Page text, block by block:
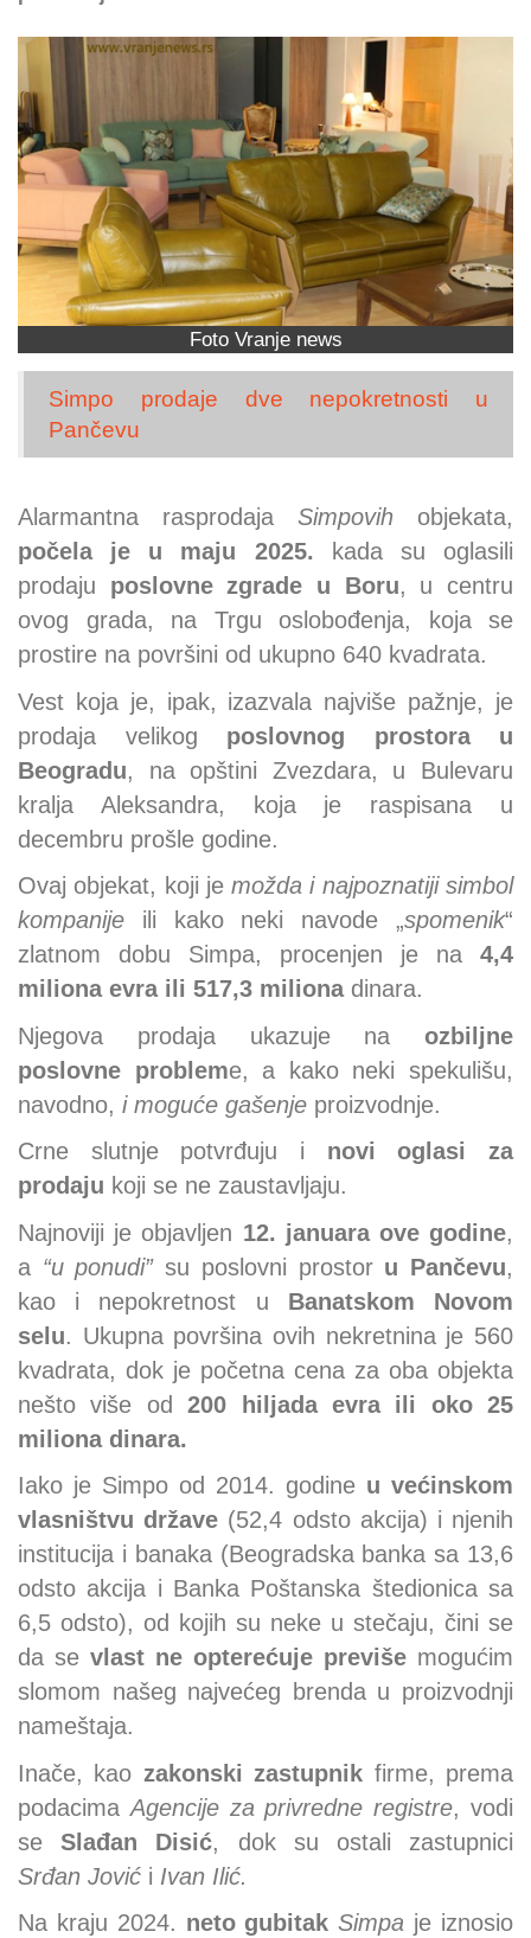
Foto Vranje news
Simpo prodaje dve nepokretnosti u
Pančevu
Alarmantna rasprodaja Simpovih objekata,
počela je u maju 2025. kada su oglasili
prodaju poslovne zgrade u Boru, u centru
ovog grada, na Trgu oslobođenja, koja se
prostire na površini od ukupno 640 kvadrata.
Vest koja je, ipak, izazvala najviše pažnje, je
prodaja velikog poslovnog prostora u
Beogradu, na opštini Zvezdara, u Bulevaru
kralja Aleksandra, koja je raspisana u
decembru prošle godine.
Ovaj objekat, koji jemožda i najpoznatiji simbol
kompanije ili kako neki navode „spomenik“
zlatnom dobu Simpa, procenjen je na 4,4
miliona evra ili 517,3 milionadinara.
Njegova prodaja ukazuje na ozbiljne
poslovne probleme, a kako neki spekulišu,
navodno, i moguće gašenje proizvodnje.
Crne slutnje potvrđuju i novi oglasi za
prodaju koji se ne zaustavljaju.
Najnoviji je objavljen 12. januara ove godine,
a “u ponudi”su poslovni prostor u Pančevu,
kao i nepokretnost u Banatskom Novom
selu. Ukupna površina ovih nekretnina je 560
kvadrata, dok je početna cena za oba objekta
nešto više od 200 hiljada evra ili oko 25
miliona dinara.
Iako je Simpo od 2014. godine u većinskom
vlasništvu države (52,4 odsto akcija) i njenih
institucija i banaka (Beogradska banka sa 13,6
odsto akcija i Banka Poštanska štedionica sa
6,5 odsto), od kojih su neke u stečaju, čini se
da se vlast ne opterećuje previše mogućim
slomom našeg najvećeg brenda u proizvodnji
nameštaja.
Inače, kao zakonski zastupnik firme, prema
podacima Agencije za privredne registre, vodi
seSlađan Disić, dok su ostali zastupnici
Srđan Jović i Ivan Ilić.
Na kraju 2024. neto gubitak Simpa je iznosio